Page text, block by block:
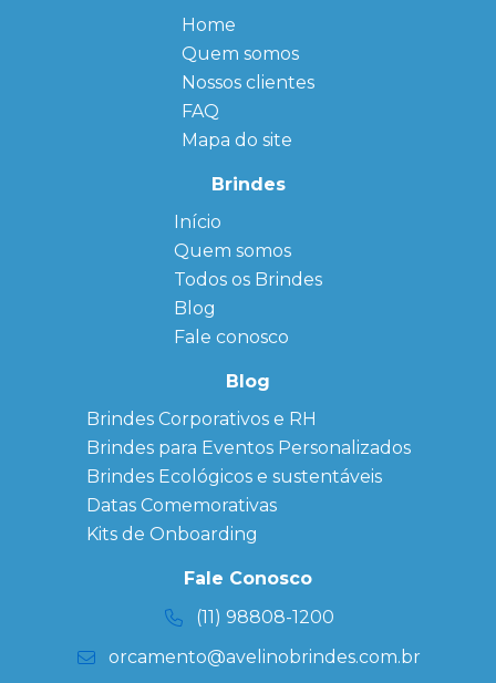
Home
Quem somos
Nossos clientes
FAQ
Mapa do site
Brindes
Início
Quem somos
← Back
FAQ
Sitemap
Todos os Brindes
← Back
Agendas
Personalizadas
Personalizado
personalizados
Brindes
Corporativos
Copos Térmicos
Personalizados
Datas Especiais
Ecobag
Personalizada
Kits
Blog
Fale conosco
Blog
Brindes Corporativos e RH
Brindes para Eventos Personalizados
Brindes Ecológicos e sustentáveis
Datas Comemorativas
Kits de Onboarding
Fale Conosco
(11) 98808-1200
orcamento@avelinobrindes.com.br